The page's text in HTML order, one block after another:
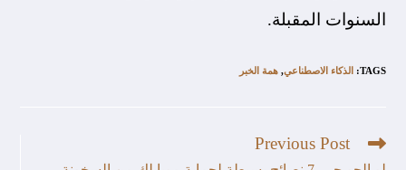
السنوات المقبلة.
TAGS
: الذكاء الاصطناعي, همة الخبر
Previous Post